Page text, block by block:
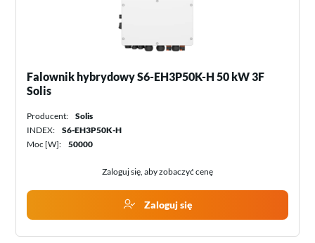
Falownik hybrydowy S6-EH3P50K-H 50 kW 3F
Solis
Producent:
Solis
INDEX:
S6-EH3P50K-H
Moc [W]:
50000
Zaloguj się, aby zobaczyć cenę
Zaloguj się